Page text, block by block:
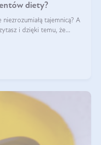
diety?
tajemnicą? A
i dzięki temu, że